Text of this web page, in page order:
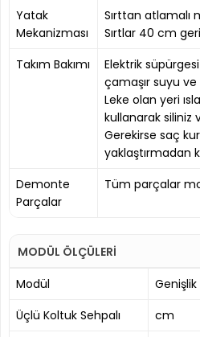
Yatak
Mekanizması
Sırttan atlamalı
Sırtlar 40 cm
Takım Bakımı
Elektrik
çamaşır suyu ve
Leke olan yeri
kullanarak siliniz
Gerekirse saç
yaklaştırmadan
Demonte
Parçalar
Tüm parçalar
MODÜL ÖLÇÜLERİ
Modül
Genişlik
Üçlü Koltuk Sehpalı
cm